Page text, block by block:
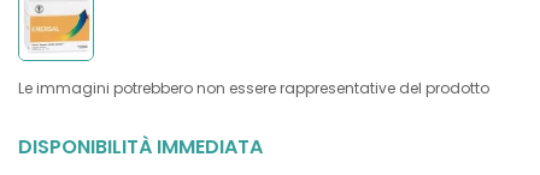
Le immagini potrebbero non essere rappresentative del prodotto
DISPONIBILITÀ IMMEDIATA